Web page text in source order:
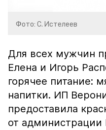
Фото: С. Истелеев
Для всех мужчин
Елена и Игорь
горячее питание:
напитки. ИП
предоставила
от администрации